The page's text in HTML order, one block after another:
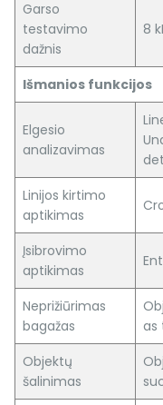
Garso
testavimo
dažnis
8
Išmanios funkcijos
Elgesio
analizavimas
Linijos kirtimo
aptikimas
Įsibrovimo
aptikimas
Neprižiūrimas
bagažas
as
Objektų
šalinimas